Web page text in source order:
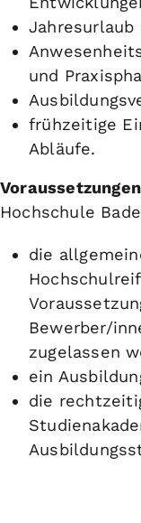
und
frühzeitige
Abläufe.
Voraussetzungen
Hochschule
die
Bewerber/
zugelassen
ein
die